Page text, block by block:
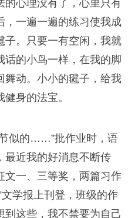
的心理没有了，心里只有
，一遍一遍的练习使我成
子。只要一有空闲，我就
话的小鸟一样，在我的脚
舞动。小小的毽子，给我
身的法宝。
似的……”批作业时，语
最近我的好消息不断传
文一、三等奖，两篇习作
学报上刊登，班级的作
这些，我不禁要为自己